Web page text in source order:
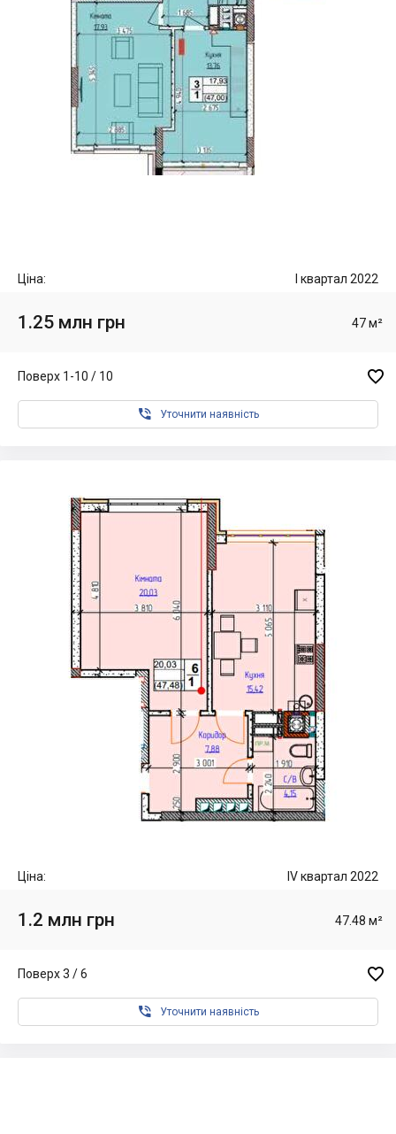
Ціна: I квартал 2022
1.25 млн грн 47 м²
Поверх 1-10 / 10 
 Уточнити наявність
Ціна: IV квартал 2022
1.2 млн грн 47.48 м²
Поверх 3 / 6 
 Уточнити наявність